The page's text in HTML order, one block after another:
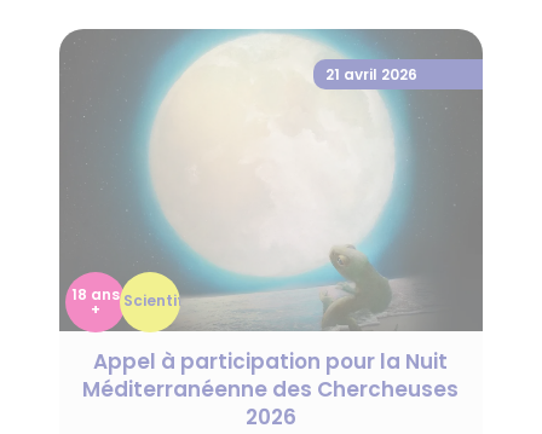
Appel à participation pour la Nuit
Méditerranéenne des Chercheuses
2026
21 avril 2026
18 ans
+ Scientif.